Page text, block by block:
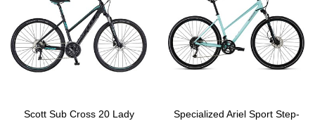
Scott Sub Cross 20 Lady
Specialized Ariel Sport Step-